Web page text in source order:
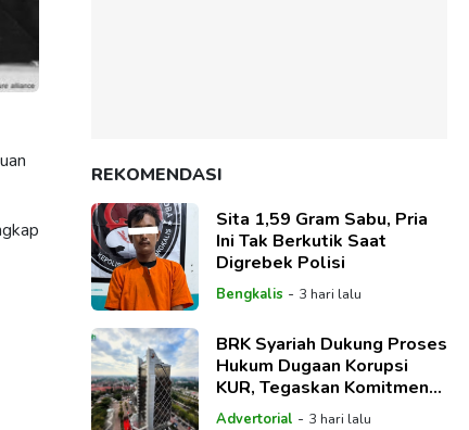
REKOMENDASI
Sita 1,59 Gram Sabu, Pria
Ini Tak Berkutik Saat
Digrebek Polisi
Bengkalis - 3 hari lalu
BRK Syariah Dukung Proses
Hukum Dugaan Korupsi
KUR, Tegaskan Komitmen
Berantas Fraud
Advertorial - 3 hari lalu